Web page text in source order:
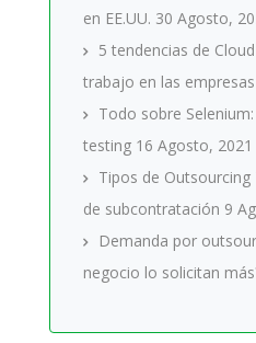
en EE.UU. 30 Agosto,
5 tendencias de
trabajo en las empresas
Todo sobre
testing 16 Agosto, 2021
Tipos de
de subcontratación 9
Demanda por
negocio lo solicitan